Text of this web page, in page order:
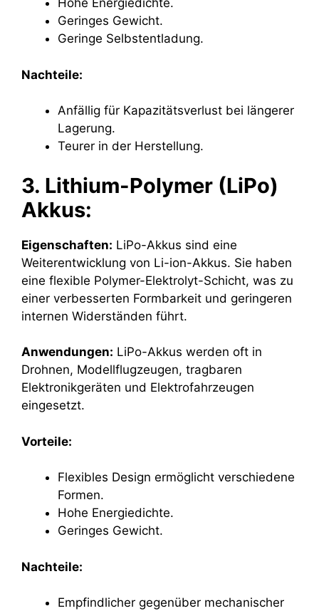
Hohe Energiedichte.
Geringes Gewicht.
Geringe Selbstentladung.
Nachteile:
Anfällig für Kapazitätsverlust bei längerer
Lagerung.
Teurer in der Herstellung.
3. Lithium-Polymer (LiPo)
Akkus:
Eigenschaften: LiPo-Akkus sind eine
Weiterentwicklung von Li-ion-Akkus. Sie haben
eine flexible Polymer-Elektrolyt-Schicht, was zu
einer verbesserten Formbarkeit und geringeren
internen Widerständen führt.
Anwendungen: LiPo-Akkus werden oft in
Drohnen, Modellflugzeugen, tragbaren
Elektronikgeräten und Elektrofahrzeugen
eingesetzt.
Vorteile:
Flexibles Design ermöglicht verschiedene
Formen.
Hohe Energiedichte.
Geringes Gewicht.
Nachteile:
Empfindlicher gegenüber mechanischer